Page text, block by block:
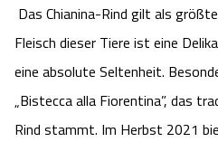
Last
Regionale
Otter
Snow World
Veranstaltungen &
Das Chianina-Rind gilt als
Fleisch dieser Tiere ist eine
eine absolute Seltenheit.
„Bistecca alla Fiorentina”, das
Rind stammt. Im Herbst 2021